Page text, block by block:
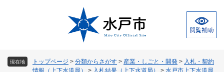
現在地 トップページ > 分類からさがす > 産業・しごと・開発 > 入札・契約
情報（上下水道局）
> 入札結果（上下水道局） > 水戸市上下水道局